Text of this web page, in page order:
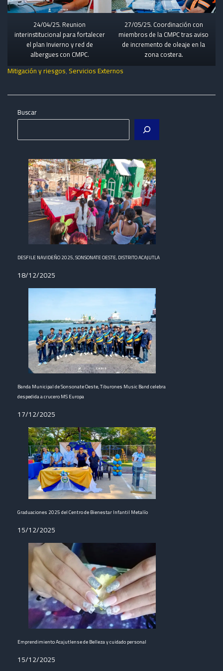
24/04/25. Reunion
interinstitucional para fortalecer
el plan Invierno y red de
albergues con CMPC.
27/05/25. Coordinación con
miembros de la CMPC tras aviso
de incremento de oleaje en la
zona costera.
Mitigación y riesgos,Servicios Externos
Buscar
DESFILE NAVIDEÑO 2025, SONSONATE OESTE, DISTRITO ACAJUTLA
18/12/2025
Banda Municipal de Sonsonate Oeste, Tiburones Music Band celebra
despedida a crucero MS Europa
17/12/2025
Graduaciones 2025 del Centro de Bienestar Infantil Metalío
15/12/2025
Emprendimiento Acajutlense de Belleza y cuidado personal
15/12/2025